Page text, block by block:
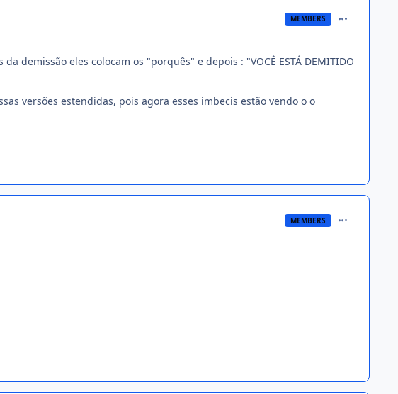
MEMBERS
demissão eles colocam os "porquês" e depois : "VOCÊ ESTÁ DEMITIDO
versões estendidas, pois agora esses imbecis estão vendo o o
MEMBERS